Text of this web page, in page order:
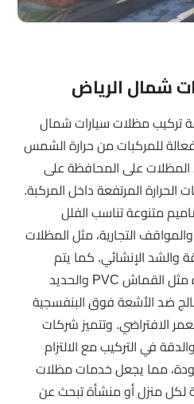
شمال الرياض
تركيب مظلات سيارات شمال
للمركبات من حرارة الشمس
المظلات على المحافظة على
الحرارة المرتفعة داخل المركبة.
متنوعة تناسب الفلل
التجارية، مثل المظلات
والشد الإنشائي. كما يتم
استخدام خامات عالية الجودة مثل القماش PVC والحديد
ضد الأشعة فوق البنفسجية
الافتراضي. وتتميز شركات
في التركيب مع الالتزام
مما يجعل خدمات مظلات
لكل منزل أو منشأة تبحث عن